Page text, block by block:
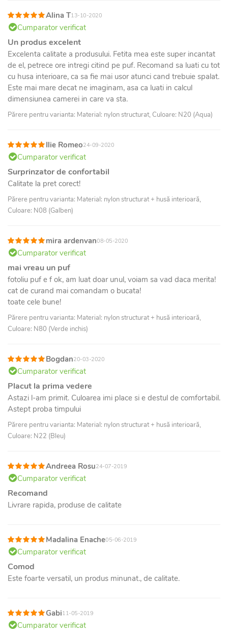
Alina T13-10-2020
Cumparator verificat
Un produs excelent
Excelenta calitate a produsului. Fetita mea este super incantat
de el, petrece ore intregi citind pe puf. Recomand sa luati cu tot
cu husa interioare, ca sa fie mai usor atunci cand trebuie spalat.
Este mai mare decat ne imaginam, asa ca luati in calcul
dimensiunea camerei in care va sta.
Părere pentru varianta: Material: nylon structurat, Culoare: N20 (Aqua)
Ilie Romeo24-09-2020
Cumparator verificat
Surprinzator de confortabil
Calitate la pret corect!
Părere pentru varianta: Material: nylon structurat + husă interioară,
Culoare: N08 (Galben)
mira ardenvan08-05-2020
Cumparator verificat
mai vreau un puf
fotoliu puf e f ok, am luat doar unul, voiam sa vad daca merita!
cat de curand mai comandam o bucata!
toate cele bune!
Părere pentru varianta: Material: nylon structurat + husă interioară,
Culoare: N80 (Verde inchis)
Bogdan20-03-2020
Cumparator verificat
Placut la prima vedere
Astazi l-am primit. Culoarea imi place si e destul de comfortabil.
Astept proba timpului
Părere pentru varianta: Material: nylon structurat + husă interioară,
Culoare: N22 (Bleu)
Andreea Rosu24-07-2019
Cumparator verificat
Recomand
Livrare rapida, produse de calitate
Madalina Enache05-06-2019
Cumparator verificat
Comod
Este foarte versatil, un produs minunat., de calitate.
Gabi11-05-2019
Cumparator verificat